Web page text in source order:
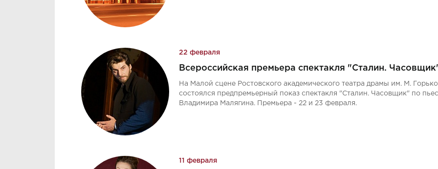
22 февраля
Всероссийская премьера спектакля "Сталин.
На Малой сцене Ростовского академического театра драмы им. М.
состоялся предпремьерный показ спектакля "Сталин. Часовщик" по
Владимира Малягина. Премьера - 22 и 23 февраля.
11 февраля